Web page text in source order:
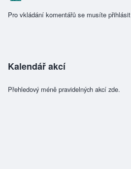
Pro vkládání komentářů se musíte přihlásit
Kalendář akcí
Přehledový méně pravidelných akcí zde.